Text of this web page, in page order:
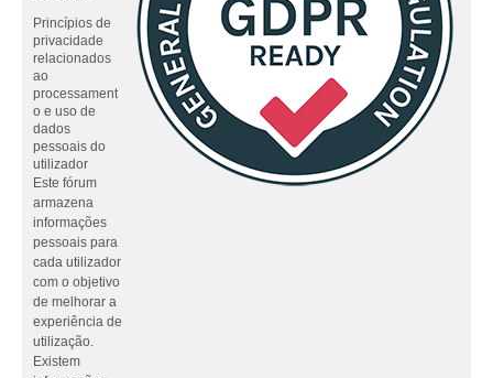
Princípios de
privacidade
relacionados
ao
processament
o e uso de
dados
pessoais do
utilizador
Este fórum
armazena
informações
pessoais para
cada utilizador
com o objetivo
de melhorar a
experiência de
utilização.
Existem